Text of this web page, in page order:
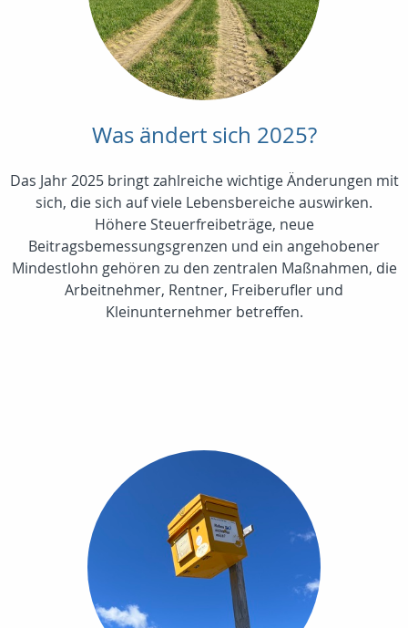
Was ändert sich 2025?
Das Jahr 2025 bringt zahlreiche wichtige Änderungen mit
sich, die sich auf viele Lebensbereiche auswirken.
Höhere Steuerfreibeträge, neue
Beitragsbemessungsgrenzen und ein angehobener
Mindestlohn gehören zu den zentralen Maßnahmen, die
Arbeitnehmer, Rentner, Freiberufler und
Kleinunternehmer betreffen.